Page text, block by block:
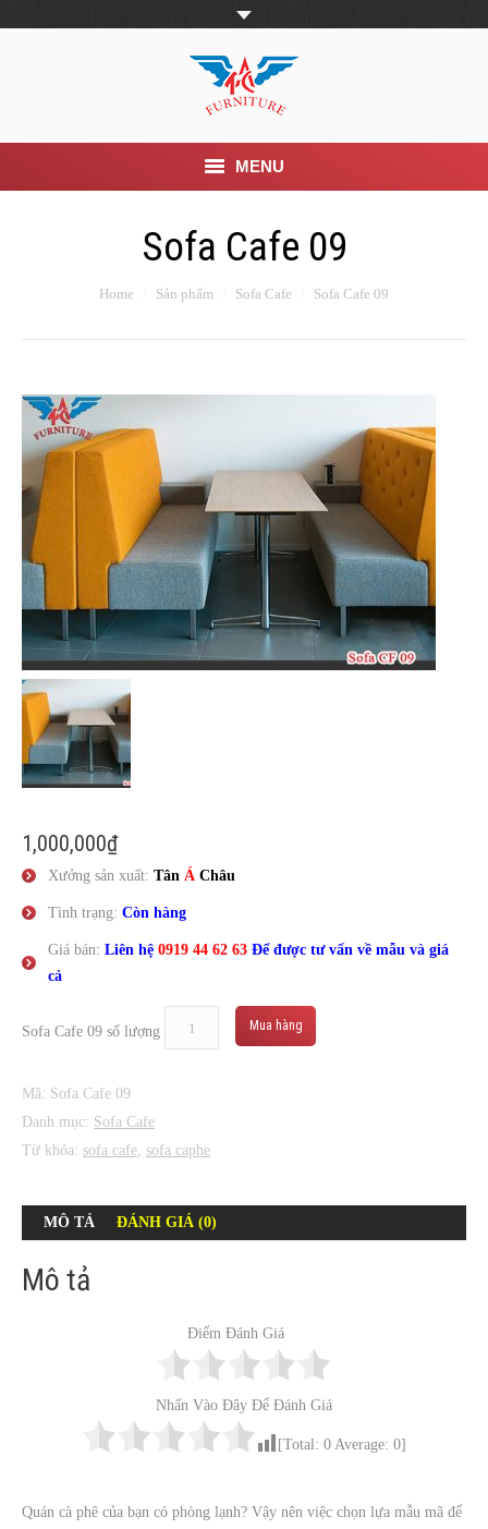
MENU
Trang Chủ
Tin Tức
Dịch vụ
Liên Hệ
Sofa Cafe 09
Home Sản phẩm Sofa Cafe Sofa Cafe 09
1,000,000₫
Xưởng sản xuất: Tân Á Châu
Tình trạng: Còn hàng
Giá bán: Liên hệ 0919 44 62 63 Để được tư vấn về mẫu và giá
cả
Sofa Cafe 09 số lượng Mua hàng
Mã: Sofa Cafe 09
Danh mục: Sofa Cafe
Từ khóa: sofa cafe, sofa caphe
MÔ TẢ ĐÁNH GIÁ (0)
Mô tả
Điểm Đánh Giá
Nhấn Vào Đây Để Đánh Giá
[Total: 0 Average: 0]
Quán cà phê của bạn có phòng lạnh? Vậy nên việc chọn lựa mẫu mã để